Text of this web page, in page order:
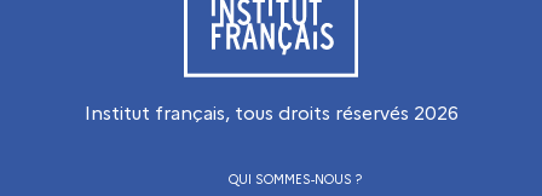
Institut français, tous droits réservés 2026
QUI SOMMES-NOUS ?